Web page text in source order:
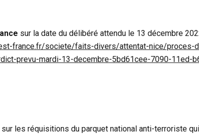
sur la date du délibéré attendu le 13 décembre
france.fr/societe/faits-divers/attentat-nice/proces-
prevu-mardi-13-decembre-5bd61cee-7090-11ed-
les réquisitions du parquet national anti-terroriste qui